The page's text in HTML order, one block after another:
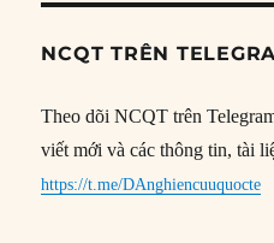
NCQT TRÊN
Theo dõi NCQT trên
viết mới và các thông tin, tài
https://t.me/DAnghiencuuquocte